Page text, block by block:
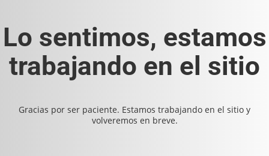
Lo sentimos, estamos
trabajando en el sitio
Gracias por ser paciente. Estamos trabajando en el sitio y
volveremos en breve.